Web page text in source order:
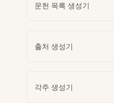
문헌 목록 생성기
출처 생성기
각주 생성기